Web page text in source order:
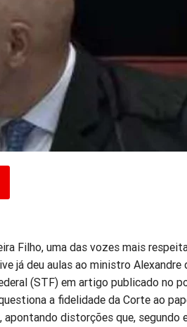
Filho, uma das vozes mais
já deu aulas ao ministro Alexandre
(STF) em artigo publicado no
a fidelidade da Corte ao
distorções que, segundo